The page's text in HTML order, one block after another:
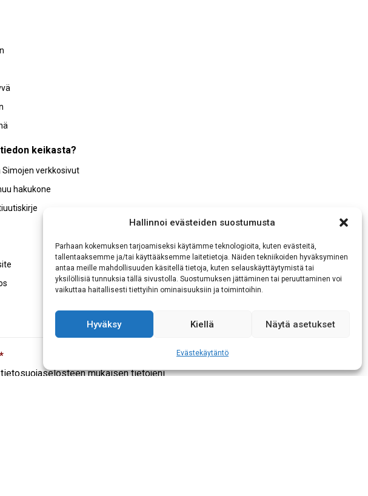
Hallinnoi evästeiden suostumusta
Parhaan kokemuksen tarjoamiseksi käytämme teknologioita, kuten evästeitä,
tallentaaksemme ja/tai käyttääksemme laitetietoja. Näiden tekniikoiden hyväksyminen
antaa meille mahdollisuuden käsitellä tietoja, kuten selauskäyttäytymistä tai
yksilöllisiä tunnuksia tällä sivustolla. Suostumuksen jättäminen tai peruuttaminen voi
vaikuttaa haitallisesti tiettyihin ominaisuuksiin ja toimintoihin.
Hyväksy Kiellä Näytä asetukset
Evästekäytäntö
keikasta?
Simojen verkkosivut
hakukone
*
tietosuojaselosteenmukaisen tietojeni